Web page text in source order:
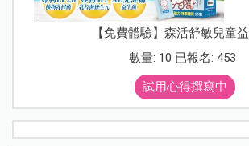
【免費體驗】森活舒敏兒童
數量: 10 已報名: 453
試用心得撰寫中